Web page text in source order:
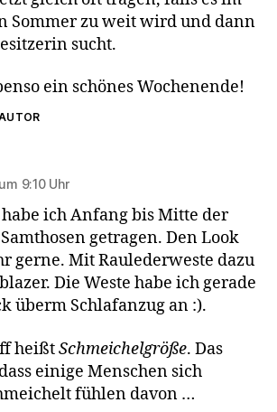
Sommer zu weit wird und dann
sucht.
ein schönes Wochenende!
9:10 Uhr
ich Anfang bis Mitte der
getragen. Den Look
gerne. Mit Raulederweste dazu
Die Weste habe ich gerade
überm Schlafanzug an :).
heißtSchmeichelgröße. Das
einige Menschen sich
fühlen davon …